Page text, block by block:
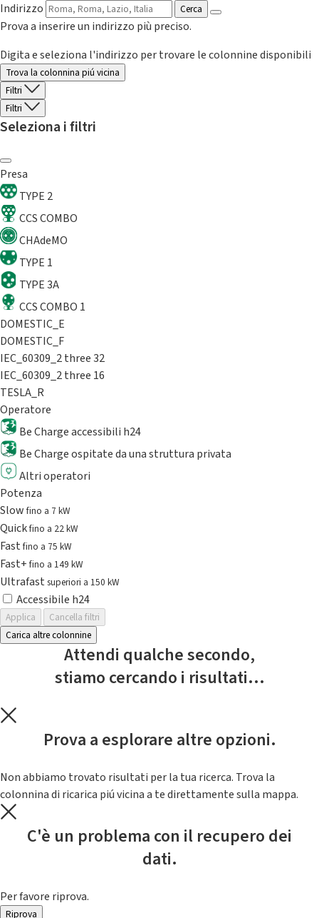
Indirizzo
Cerca
Prova a inserire un indirizzo più preciso.
Digita e seleziona l'indirizzo per trovare le colonnine disponibili
Trova la colonnina piú vicina
Filtri
Filtri
Seleziona i filtri
Presa
TYPE 2
CCS COMBO
CHAdeMO
TYPE 1
TYPE 3A
CCS COMBO 1
DOMESTIC_E
DOMESTIC_F
IEC_60309_2 three 32
IEC_60309_2 three 16
TESLA_R
Operatore
Be Charge accessibili h24
Be Charge ospitate da una struttura privata
Altri operatori
Potenza
Slowfino a 7 kW
Quickfino a 22 kW
Fastfino a 75 kW
Fast+fino a 149 kW
Ultrafast superiori a 150 kW
Accessibile h24
Applica
Cancella filtri
Carica altre colonnine
Attendi qualche secondo,
stiamo cercando i risultati...
Prova a esplorare altre opzioni.
Non abbiamo trovato risultati per la tua ricerca. Trova la
colonnina di ricarica piú vicina a te direttamente sulla mappa.
C'è un problema con il recupero dei
dati.
Per favore riprova.
Riprova